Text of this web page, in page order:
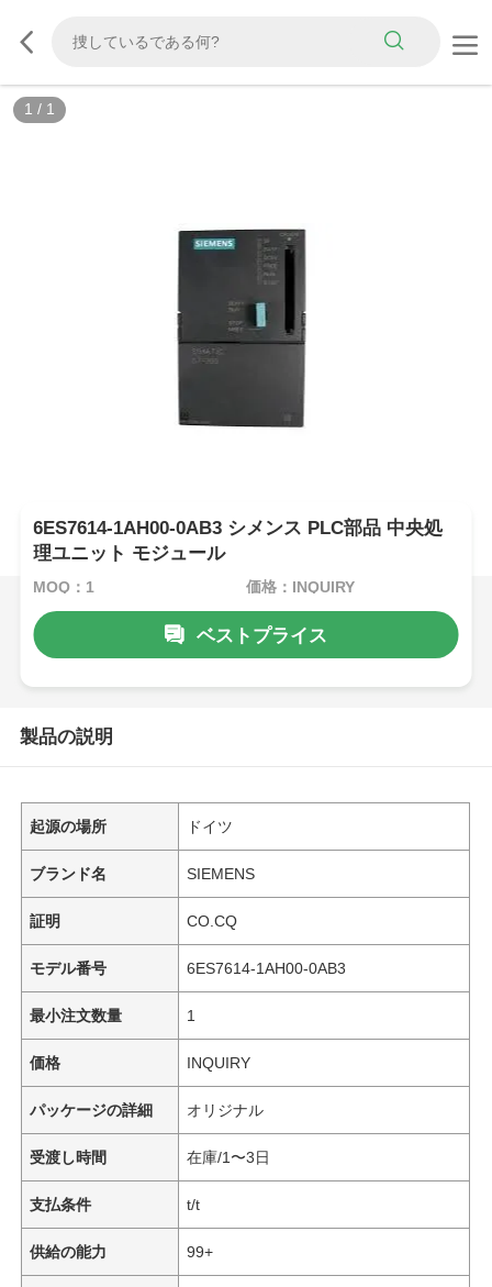
1 / 1
6ES7614-1AH00-0AB3 シメンス PLC部品 中央処
理ユニット モジュール
MOQ：1 価格：INQUIRY
ベストプライス
製品の説明
起源の場所 ドイツ
ブランド名 SIEMENS
証明 CO.CQ
モデル番号 6ES7614-1AH00-0AB3
最小注文数量 1
価格 INQUIRY
パッケージの詳細 オリジナル
受渡し時間 在庫/1〜3日
支払条件 t/t
供給の能力 99+